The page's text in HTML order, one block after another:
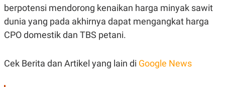
berpotensi mendorong kenaikan harga minyak sawit
dunia yang pada akhirnya dapat mengangkat harga
CPO domestik dan TBS petani.
Cek Berita dan Artikel yang lain di Google News